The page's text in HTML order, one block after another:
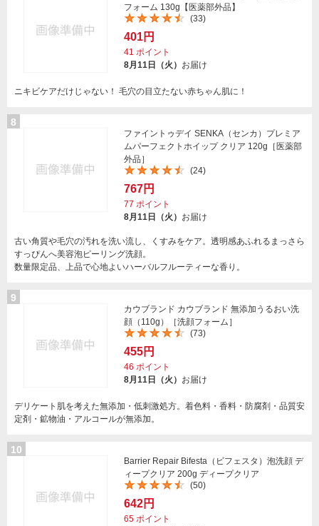
フォーム 130g【医薬部外品】
(33)
401円
41 ポイント
8月11日（火） お届け
ニキビケアだけじゃない！ 毛穴の目立たない赤ちゃん肌に！
8
ファイントゥデイ SENKA（センカ）プレミア
ムパーフェクトホイップ クリア 120g［医薬部
外品］
(24)
767円
77 ポイント
8月11日（火） お届け
古い角質や毛穴の汚れを洗い流し、くすみをケア。透明感あふれるまっさら
すっぴんへ美容泡ピーリング洗顔。
数量限定品、上品で心地よいハーバルフルーティーな香り。
9
カウブランド カウブランド 無添加うるおい洗
顔（110g）［洗顔フォーム］
(73)
455円
46 ポイント
8月11日（火） お届け
デリケート肌を考えた無添加・低刺激処方。着色料・香料・防腐剤・品質安
定剤・鉱物油・アルコールが無添加。
10
Barrier Repair Bifesta（ビフェスタ）泡洗顔 デ
ィープクリア 200g ディープクリア
(50)
642円
65 ポイント